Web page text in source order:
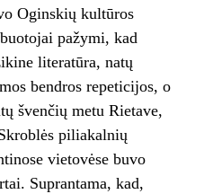
Oginskių kultūros
pažymi, kad
literatūra, natų
bendros repeticijos, o
švenčių metu Rietave,
piliakalnių
vietovėse buvo
Suprantama, kad,